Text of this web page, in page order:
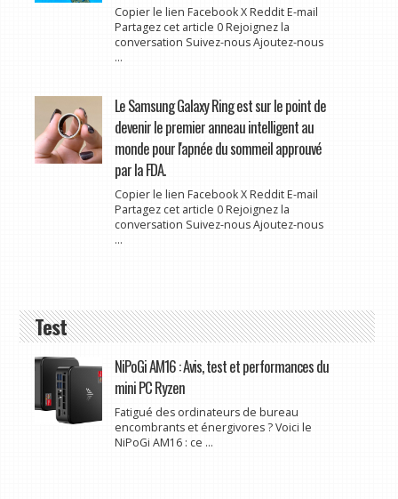
Copier le lien Facebook X Reddit E-mail
Partagez cet article 0 Rejoignez la
conversation Suivez-nous Ajoutez-nous
...
Le Samsung Galaxy Ring est sur le point de
devenir le premier anneau intelligent au
monde pour l'apnée du sommeil approuvé
par la FDA.
Copier le lien Facebook X Reddit E-mail
Partagez cet article 0 Rejoignez la
conversation Suivez-nous Ajoutez-nous
...
Test
NiPoGi AM16 : Avis, test et performances du
mini PC Ryzen
Fatigué des ordinateurs de bureau
encombrants et énergivores ? Voici le
NiPoGi AM16 : ce ...